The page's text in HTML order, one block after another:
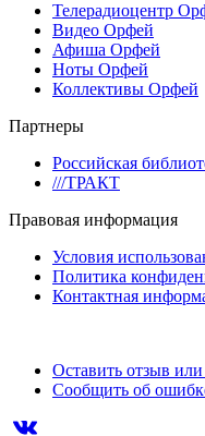
Телерадиоцентр
Видео Орфей
Афиша Орфей
Ноты Орфей
Коллективы Орфей
Партнеры
Российская
///ТРАКТ
Правовая информация
Условия
Политика
Контактная
Оставить отзыв
Сообщить об